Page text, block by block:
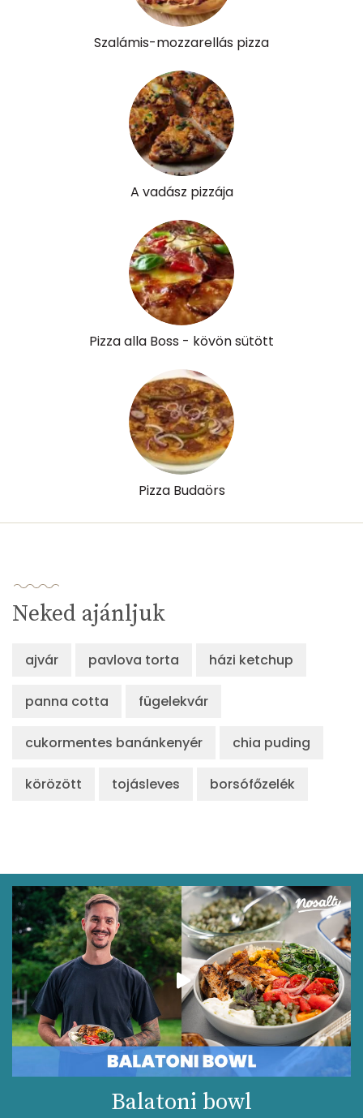
Szalámis-mozzarellás pizza
A vadász pizzája
Pizza alla Boss - kövön sütött
Pizza Budaörs
Neked ajánljuk
ajvár pavlova torta házi ketchup
panna cotta fügelekvár
cukormentes banánkenyér chia puding
körözött tojásleves borsófőzelék
Balatoni bowl